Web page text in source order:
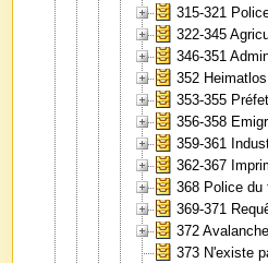
315-321
322-345
346-351
352
353-355
356-358
359-361
362-367
368 Police du
369-371
372
373 N'existe